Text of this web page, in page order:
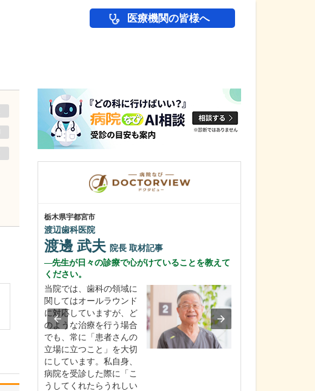
医療機関の皆様へ
栃木県宇都宮市
渡辺歯科医院
渡邊 武夫 院長 取材記事
先生が日々の診療で心がけていることを教えて
ください。
当院では、歯科の領域に
関してはオールラウンド
に対応していますが、ど
のような治療を行う場合
でも、常に「患者さんの
立場に立つこと」を大切
にしています。私自身、
病院を受診した際に「こ
うしてくれたらうれしい